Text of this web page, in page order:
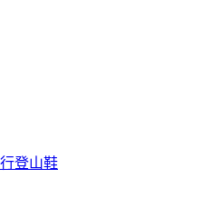
登山鞋